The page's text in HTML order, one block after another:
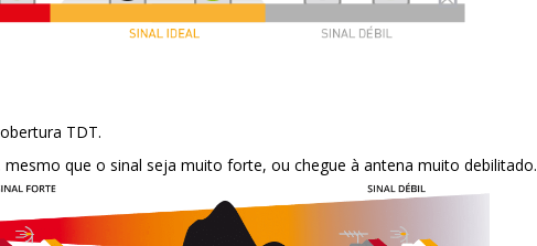
TDT.
que o sinal seja muito forte, ou chegue à antena muito debilitado.